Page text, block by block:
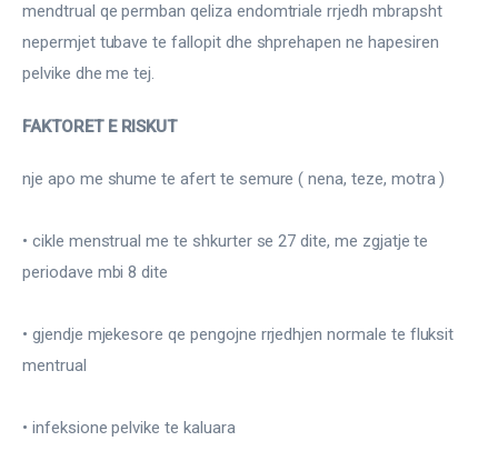
mendtrual qe permban qeliza endomtriale rrjedh mbrapsht
nepermjet tubave te fallopit dhe shprehapen ne hapesiren
pelvike dhe me tej.
FAKTORET E RISKUT
nje apo me shume te afert te semure ( nena, teze, motra )
• cikle menstrual me te shkurter se 27 dite, me zgjatje te
periodave mbi 8 dite
• gjendje mjekesore qe pengojne rrjedhjen normale te fluksit
mentrual
• infeksione pelvike te kaluara